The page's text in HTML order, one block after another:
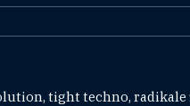
tight techno,